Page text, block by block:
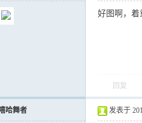
好图啊，着
回复
哈舞者 发表于